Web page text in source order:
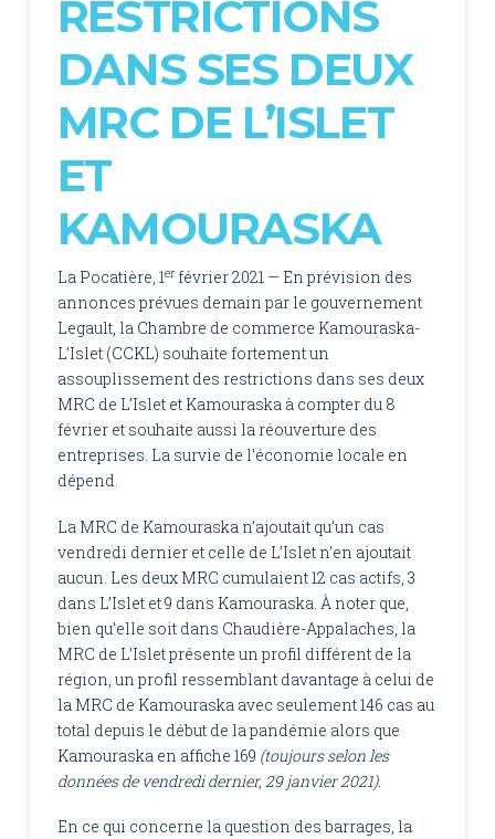
RESTRICTIONS
DANS SES DEUX
MRC DE L’ISLET
ET
KAMOURASKA
La Pocatière, 1erfévrier 2021 — En prévision des
annonces prévues demain par le gouvernement
Legault, la Chambre de commerce Kamouraska-
L’Islet (CCKL) souhaite fortement un
assouplissement des restrictions dans ses deux
MRC de L’Islet et Kamouraska à compter du 8
février et souhaite aussi la réouverture des
entreprises. La survie de l’économie locale en
dépend.
La MRC de Kamouraska n’ajoutait qu’un cas
vendredi dernier et celle de L’Islet n’en ajoutait
aucun. Les deux MRC cumulaient 12 cas actifs, 3
dans L’Islet et 9 dans Kamouraska. À noter que,
bien qu’elle soit dans Chaudière-Appalaches, la
MRC de L’Islet présente un profil différent de la
région, un profil ressemblant davantage à celui de
la MRC de Kamouraska avec seulement 146 cas au
total depuis le début de la pandémie alors que
Kamouraska en affiche 169 (toujours selon les
données de vendredi dernier, 29 janvier 2021).
En ce qui concerne la question des barrages, la